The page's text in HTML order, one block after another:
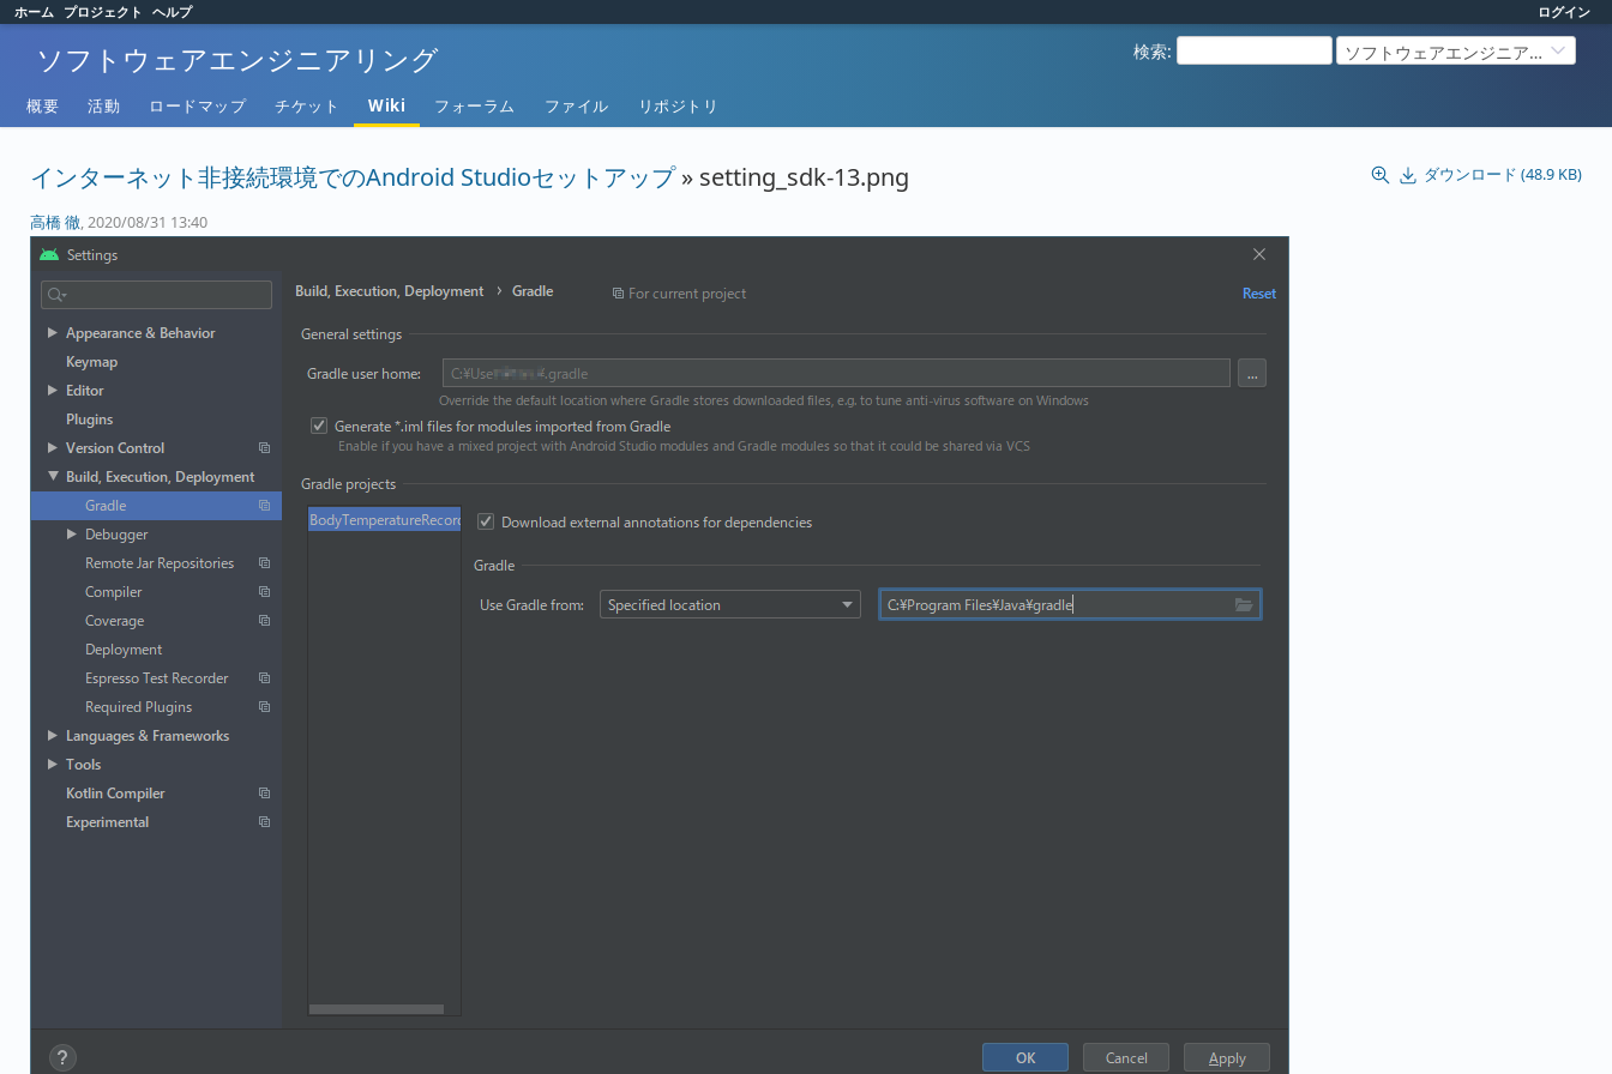
ログイン
ホーム プロジェクト ヘルプ
検索: ソフトウェアエンジニアリング
ソフトウェアエンジニアリング
概要 活動 ロードマップ チケット Wiki フォーラム ファイル リポジトリ
ダウンロード (48.9 KB)
インターネット非接続環境でのAndroid Studioセットアップ» setting_sdk-13.png
高橋 徹, 2020/08/31 13:40